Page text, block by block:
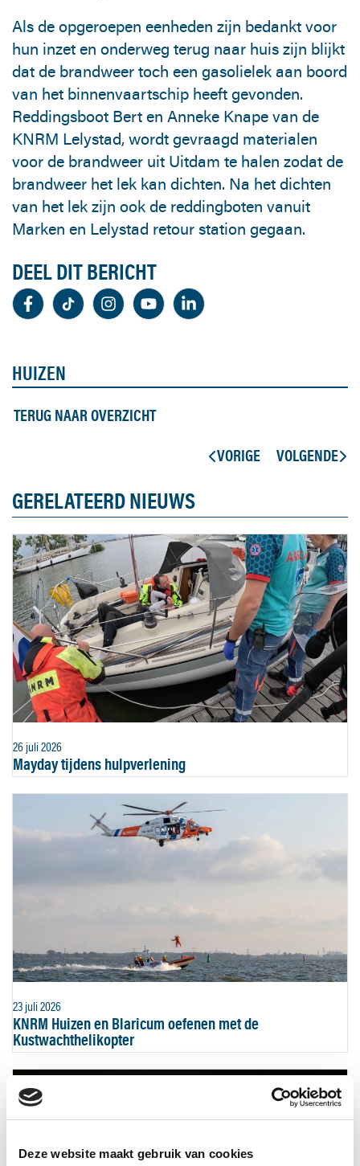
Deze website maakt gebruik van cookies
Als de opgeroepen eenheden zijn bedankt voor
hun inzet en onderweg terug naar huis zijn blijkt
dat de brandweer toch een gasolielek aan boord
van het binnenvaartschip heeft gevonden.
Reddingsboot Bert en Anneke Knape van de
KNRM Lelystad, wordt gevraagd materialen
voor de brandweer uit Uitdam te halen zodat de
brandweer het lek kan dichten. Na het dichten
van het lek zijn ook de reddingboten vanuit
Marken en Lelystad retour station gegaan.
DEEL DIT BERICHT
HUIZEN
TERUG NAAR OVERZICHT
VORIGE
VOLGENDE
GERELATEERD NIEUWS
26 juli 2026
Mayday tijdens hulpverlening
23 juli 2026
KNRM Huizen en Blaricum oefenen met de
Kustwachthelikopter